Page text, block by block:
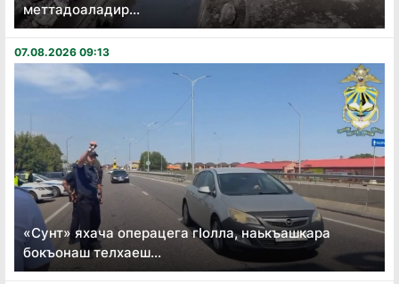
меттадоаладир...
07.08.2026 09:13
«Сунт» яхача операцега гӏолла, наькъашкара
бокъонаш телхаеш...